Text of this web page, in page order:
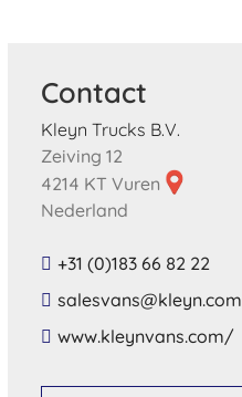
Contact
Kleyn Trucks B.V.
Zeiving 12
4214 KT Vuren
Nederland
+31 (0)183 66 82 22
​salesvans​@​kleyn​.​com​
​www​.​kleynvans​.​com​/